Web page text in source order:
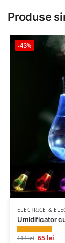
Produse
-43%
ELECTRICE &
Umidificator
114lei 65 lei